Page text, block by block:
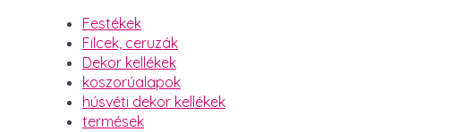
Festékek
Filcek, ceruzák
Dekor kellékek
koszorúalapok
húsvéti dekor kellékek
termések